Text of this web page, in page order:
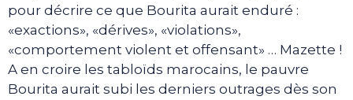
pour décrire ce que Bourita aurait enduré :
«exactions», «dérives», «violations»,
«comportement violent et offensant» … Mazette !
A en croire les tabloïds marocains, le pauvre
Bourita aurait subi les derniers outrages dès son